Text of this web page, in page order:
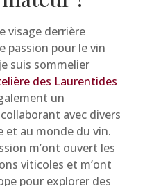
visage derrière
passion pour le vin
suis sommelier
des Laurentides
un
avec divers
et au monde du vin.
m’ont ouvert les
viticoles et m’ont
pour explorer des